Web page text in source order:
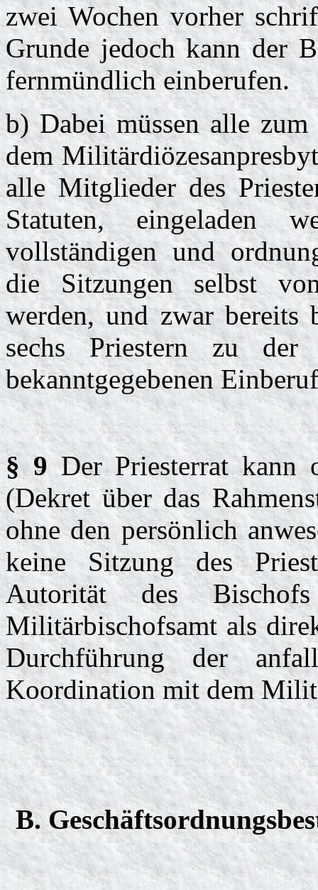
zwei Wochen vorher
Grunde jedoch kann der
fernmündlich einberufen.
b) Dabei müssen alle
dem
alle Mitglieder des
Statuten, eingeladen
vollständigen und
die Sitzungen selbst
werden, und zwar bereits
sechs Priestern zu
bekanntgegebenen
§ 9Der Priesterrat kann
(Dekret über das
ohne den persönlich
keine Sitzung des
Autorität des
Militärbischofsamt als
Durchführung der
Koordination mit dem
B.